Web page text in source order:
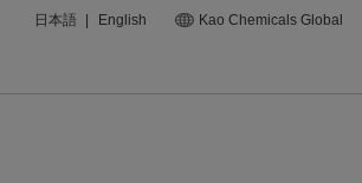
日本語 English Kao Chemicals Global